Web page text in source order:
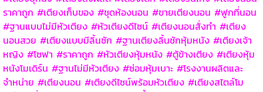
ราคาถูก #เตียงเก็บของ #ชุดห้องนอน #ขายเตียงนอน #ฟูกที่นอน
#ฐานแบบไม่มีหัวเตียง #หัวเตียงดีไซน์ #เตียงนอนสั่งทำ #เตียง
นอนสวย #เตียงแบบมีลิ้นชัก #ฐานเตียงลิ้นชักหุ้มหนัง #เตียงเจ้า
หญิง #โซฟา #ราคาถูก #หัวเตียงหุ้มหนัง #ตู้ข้างเตียง #เตียงหุ้ม
หนังโมเดิร์น #ฐานไม่มีหัวเตียง #ซ่อมหุ้มเบาะ #โรงงานผลิตและ
จำหน่าย #เตียงนอน #เตียงดีไซน์พร้อมหัวเตียง #เตียงสไตล์โม